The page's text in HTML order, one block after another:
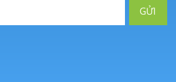
GỬI